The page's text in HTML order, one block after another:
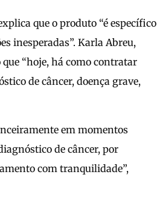
que o produto “é específico
inesperadas”. Karla Abreu,
“hoje, há como contratar
de câncer, doença grave,
em momentos
de câncer, por
com tranquilidade”,